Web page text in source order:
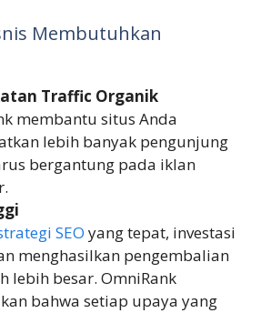
Membutuhkan
Traffic Organik
membantu situs Anda
lebih banyak pengunjung
bergantung pada iklan
SEO yang tepat, investasi
menghasilkan pengembalian
lebih besar. OmniRank
bahwa setiap upaya yang